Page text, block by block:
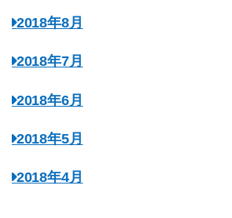
2018年8月
2018年7月
2018年6月
2018年5月
2018年4月